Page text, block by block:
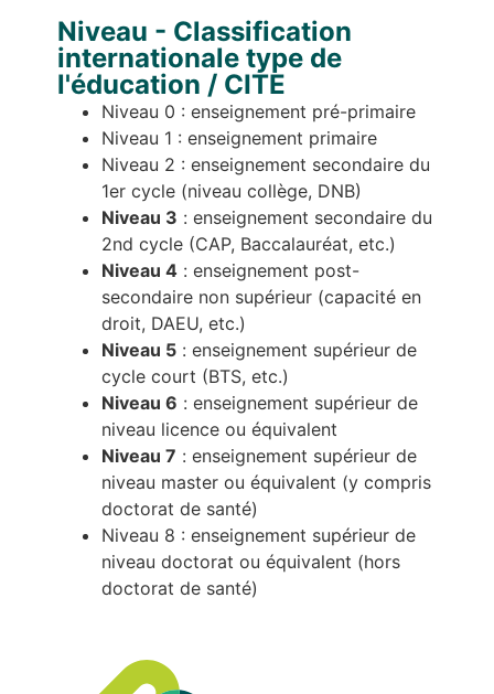
Niveau - Classification
internationale type de
l'éducation / CITE
Niveau 0 : enseignement pré-primaire
Niveau 1 : enseignement primaire
Niveau 2 : enseignement secondaire du
1er cycle (niveau collège, DNB)
Niveau 3 : enseignement secondaire du
2nd cycle (CAP, Baccalauréat, etc.)
Niveau 4 : enseignement post-
secondaire non supérieur (capacité en
droit, DAEU, etc.)
Niveau 5 : enseignement supérieur de
cycle court (BTS, etc.)
Niveau 6 : enseignement supérieur de
niveau licence ou équivalent
Niveau 7 : enseignement supérieur de
niveau master ou équivalent (y compris
doctorat de santé)
Niveau 8 : enseignement supérieur de
niveau doctorat ou équivalent (hors
doctorat de santé)